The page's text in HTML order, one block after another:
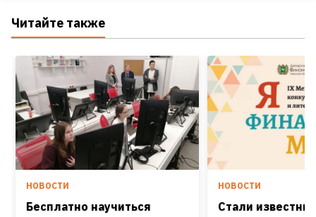
Читайте также
НОВОСТИ
Бесплатно научиться
НОВОСТИ
Стали известны